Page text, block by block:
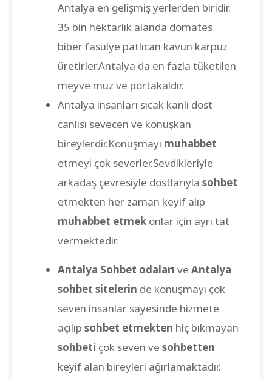
Antalya en gelişmiş yerlerden biridir.
35 bin hektarlık alanda domates
biber fasulye patlıcan kavun karpuz
üretirler.Antalya da en fazla tüketilen
meyve muz ve portakaldır.
Antalya insanları sıcak kanlı dost
canlısı sevecen ve konuşkan
bireylerdir.Konuşmayı muhabbet
etmeyi çok severler.Sevdikleriyle
arkadaş çevresiyle dostlarıyla sohbet
etmekten her zaman keyif alıp
muhabbet etmek onlar için ayrı tat
vermektedir.
Antalya Sohbet odaları ve Antalya
sohbet sitelerin de konuşmayı çok
seven insanlar sayesinde hizmete
açılıp sohbet etmekten hiç bıkmayan
sohbeti çok seven ve sohbetten
keyif alan bireyleri ağırlamaktadır.